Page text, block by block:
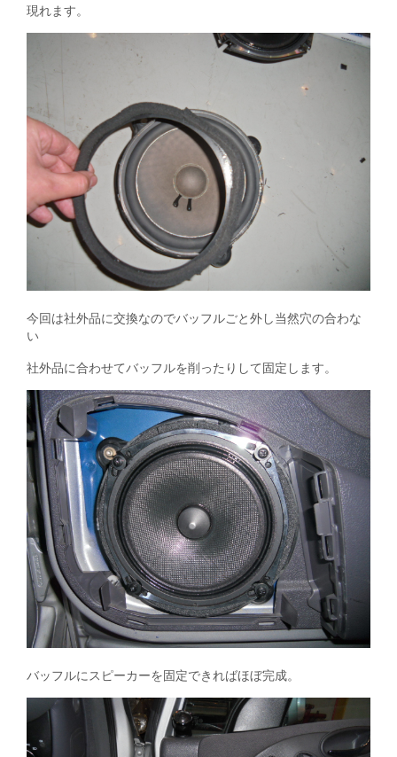
現れます。
今回は社外品に交換なのでバッフルごと外し当然穴の合わな
い
社外品に合わせてバッフルを削ったりして固定します。
バッフルにスピーカーを固定できればほぼ完成。